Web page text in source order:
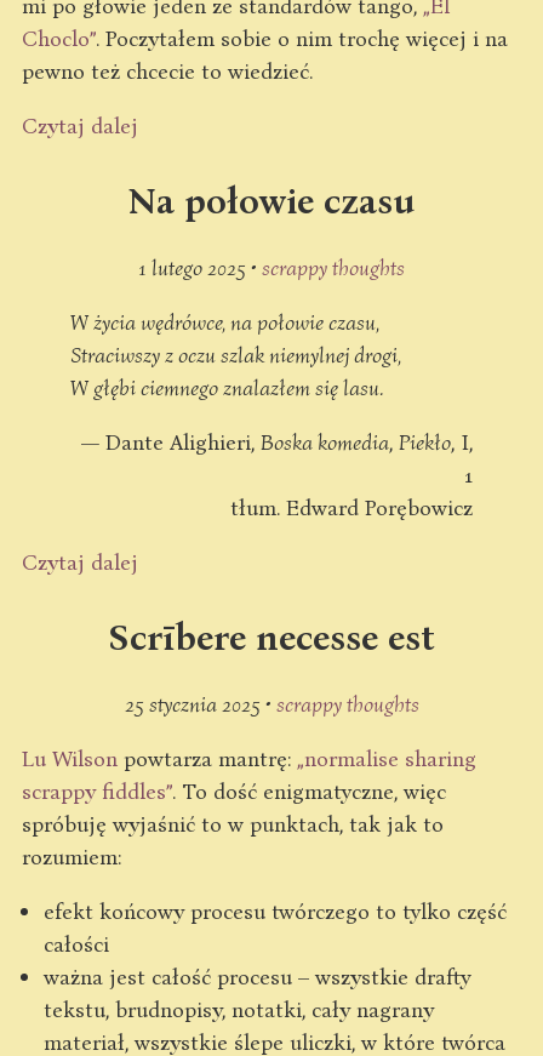
Choclo”. Poczytałem sobie o nim trochę więcej i na
pewno też chcecie to wiedzieć.
Czytaj dalej
Na połowie czasu
1 lutego 2025 • scrappy thoughts
W życia wędrówce, na połowie czasu,
Straciwszy z oczu szlak niemylnej drogi,
W głębi ciemnego znalazłem się lasu.
— Dante Alighieri, Boska komedia, Piekło, I,
1
tłum. Edward Porębowicz
Czytaj dalej
Scrībere necesse est
25 stycznia 2025 • scrappy thoughts
Lu Wilson powtarza mantrę: „normalise sharing
scrappy fiddles”. To dość enigmatyczne, więc
spróbuję wyjaśnić to w punktach, tak jak to
rozumiem:
efekt końcowy procesu twórczego to tylko część
całości
ważna jest całość procesu – wszystkie drafty
tekstu, brudnopisy, notatki, cały nagrany
materiał, wszystkie ślepe uliczki, w które twórca